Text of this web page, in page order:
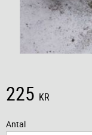
225 KR
Antal